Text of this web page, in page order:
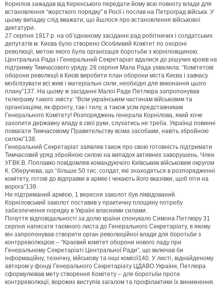
Корнілов зажадав від Керенського передати йому всю повноту влади для
встановлення “жорсткого порядку” в Росії і послав на Петроград війська. У
цьому випадку слід вважати, що йшлося про встановлення військової
диктатури.
27 серпня 1917 р. на об’єднаному засіданні рад робітничих і солдатських
депутатів м. Києва було створено Особливий Комітет по охороні
революції, метою якого була організація боротьби з корніловщиною.
Центральна Рада і Генеральний Секретаріат вдалися до рішучих кроків на
підтримку Тимчасового уряду. 28 серпня Мала Рада ухвалила: “Комітетові
оборони революції в Києві виробити план оборони міста Києва і завчасу
мобілізувати всі живі і матеріальні сили, необхідні для виконання цього
плану”137. На цьому ж засіданні Малої Ради Петлюра запропонував
телеграму такого змісту: “Всім українським частинам військовим та
організаціям, як фронту, так і тилу, а також усім представникам
Генерального Комітету! Розпоряджень генерала Корнілова, який хоче
захопити державну владу в свої руки, слухатись не треба. Українці повинні
помагати Тимчасовому Правительству всіма засобами, навіть збройною
силою”138.
Генеральний Секретаріат заявляв також про свою готовність підтримати
Тимчасовий уряд збройною силою на випадок активних заворушень. Член
УГВК В. Поплавко повідомляв командуючого Київським військовим округом
К. Оберучева, що “більше 50 тис. солдат, які знаходяться в розпорядженні
комітету, готові до відправки в армію і чекають його вказівки, щоб піти на
ворога”139.
Не підтриманий армією, 1 вересня заколот був ліквідований.
Корніловський заколот поставив у практичну площину потребу
забезпечення порядку в Україні власними силами.
Почуття відповідальності за долю країни спонукало Симона Петлюру 31
серпня написати таємного листа до Генерального Секретаріату, в якому
він запропонував створити орган революційної влади для боротьби з
контрреволюцією – “Краєвий комітет оборони нового ладу при
Генеральному Секретаріаті Центральної Ради”, що включав би
інформаційну, технічну, військову та інші комісії140. У листі, віднайденому
автором у фонді Генерального Секретаріату ЦДАВО України, Петлюра
сформулював мету створення Комітету – для боротьби проти
контрреволюції, ворожих виступів загалом та профілактики їх виникнення.